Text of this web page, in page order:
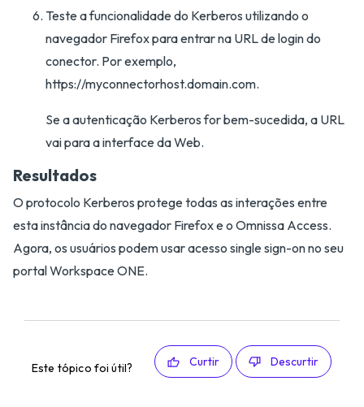
Teste a funcionalidade do Kerberos utilizando o
navegador Firefox para entrar na URL de login do
conector. Por exemplo,
https://myconnectorhost.domain.com.
Se a autenticação Kerberos for bem-sucedida, a URL
vai para a interface da Web.
Resultados
O protocolo Kerberos protege todas as interações entre
esta instância do navegador Firefox e o Omnissa Access.
Agora, os usuários podem usar acesso single sign-on no seu
portal Workspace ONE.
Este tópico foi útil? Curtir Descurtir